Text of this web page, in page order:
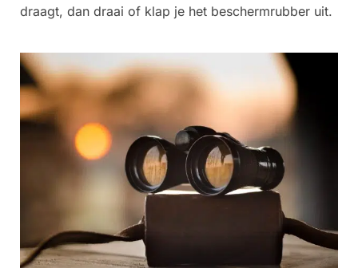
draagt, dan draai of klap je het beschermrubber uit.